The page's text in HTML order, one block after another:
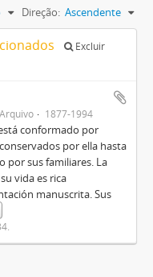
Direção: Ascendente
Excluir
Arquivo 1877-1994
conformado por
por ella hasta
por sus familiares. La
vida es rica
manuscrita. Sus